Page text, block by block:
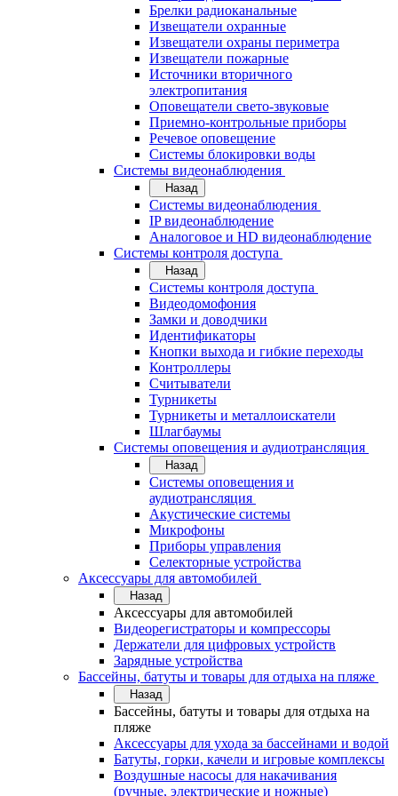
Брелки радиоканальные
Извещатели охранные
Извещатели охраны периметра
Извещатели пожарные
Источники вторичного
электропитания
Оповещатели свето-звуковые
Приемно-контрольные приборы
Речевое оповещение
Системы блокировки воды
Системы видеонаблюдения
Назад
Системы видеонаблюдения
IP видеонаблюдение
Аналоговое и HD видеонаблюдение
Системы контроля доступа
Назад
Системы контроля доступа
Видеодомофония
Замки и доводчики
Идентификаторы
Кнопки выхода и гибкие переходы
Контроллеры
Считыватели
Турникеты
Турникеты и металлоискатели
Шлагбаумы
Системы оповещения и аудиотрансляция
Назад
Системы оповещения и
аудиотрансляция
Акустические системы
Микрофоны
Приборы управления
Селекторные устройства
Аксессуары для автомобилей
Назад
Аксессуары для автомобилей
Видеорегистраторы и компрессоры
Держатели для цифровых устройств
Зарядные устройства
Бассейны, батуты и товары для отдыха на пляже
Назад
Бассейны, батуты и товары для отдыха на
пляже
Аксессуары для ухода за бассейнами и водой
Батуты, горки, качели и игровые комплексы
Воздушные насосы для накачивания
(ручные, электрические и ножные)